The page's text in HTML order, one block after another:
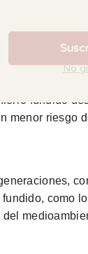
recetas:
hace ideal
fundido
menor riesgo
como